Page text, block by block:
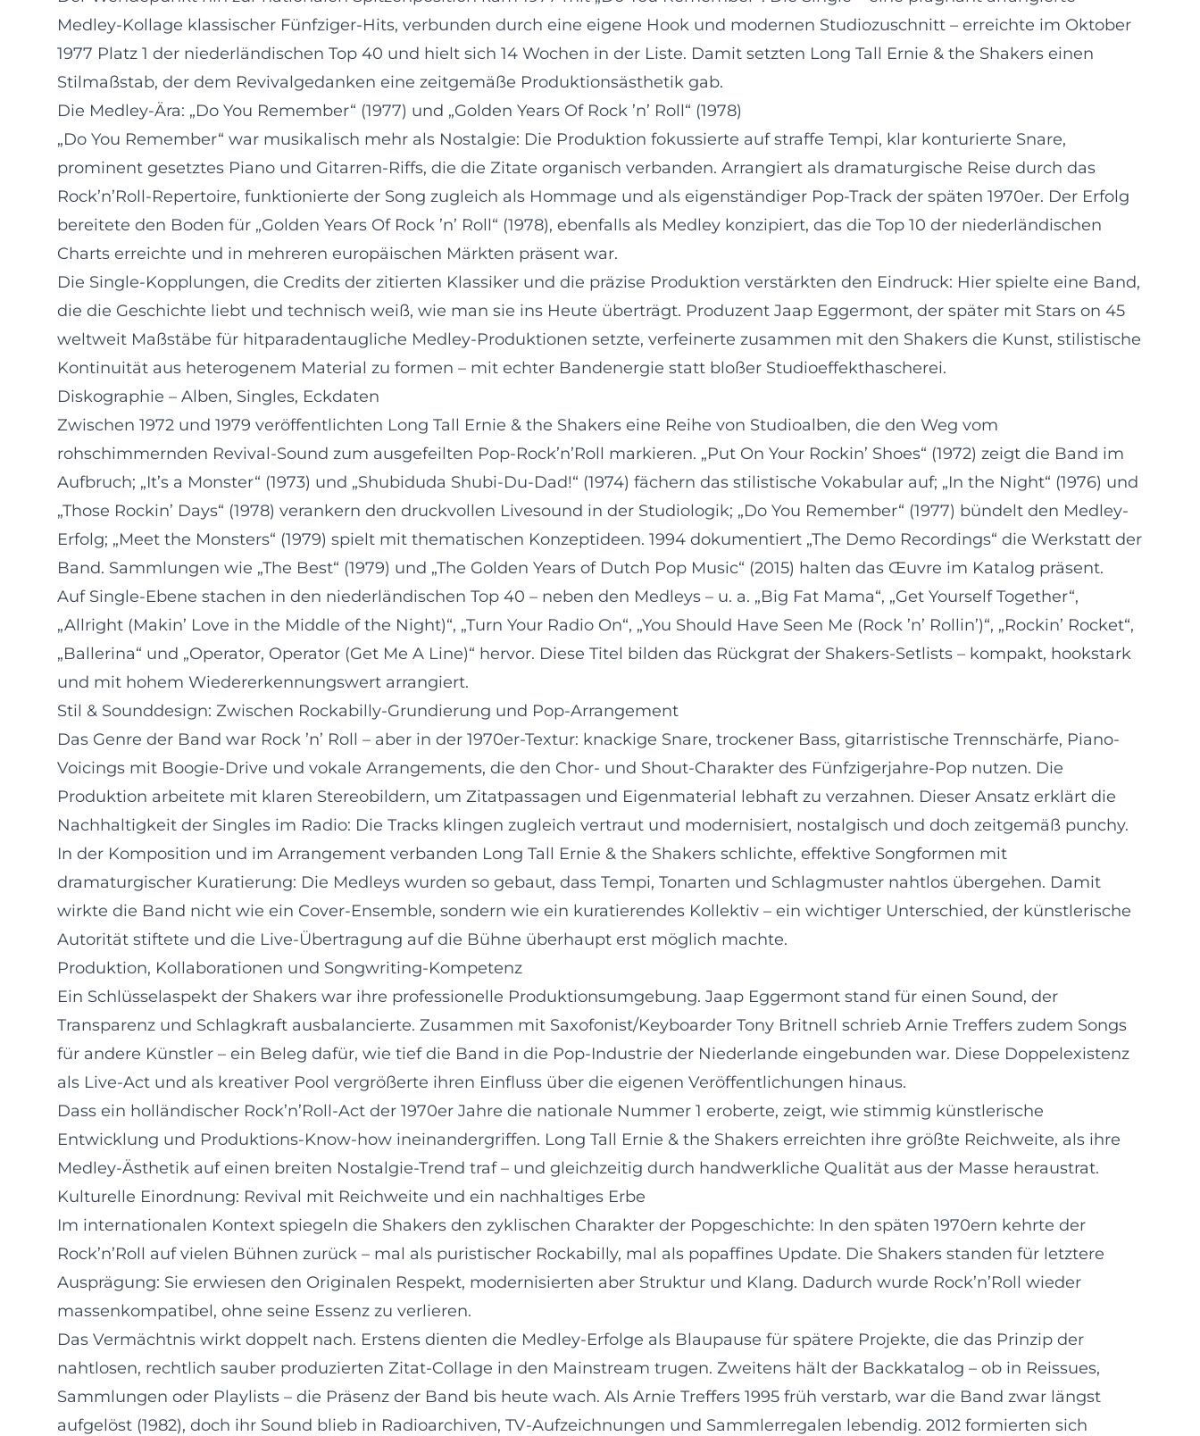
Medley-Kollage klassischer Fünfziger-Hits, verbunden durch eine eigene Hook und modernen Studiozuschnitt – erreichte im Oktober
1977 Platz 1 der niederländischen Top 40 und hielt sich 14 Wochen in der Liste. Damit setzten Long Tall Ernie & the Shakers einen
Stilmaßstab, der dem Revivalgedanken eine zeitgemäße Produktionsästhetik gab.
Die Medley-Ära: „Do You Remember“ (1977) und „Golden Years Of Rock ’n’ Roll“ (1978)
„Do You Remember“ war musikalisch mehr als Nostalgie: Die Produktion fokussierte auf straffe Tempi, klar konturierte Snare,
prominent gesetztes Piano und Gitarren-Riffs, die die Zitate organisch verbanden. Arrangiert als dramaturgische Reise durch das
Rock’n’Roll-Repertoire, funktionierte der Song zugleich als Hommage und als eigenständiger Pop-Track der späten 1970er. Der Erfolg
bereitete den Boden für „Golden Years Of Rock ’n’ Roll“ (1978), ebenfalls als Medley konzipiert, das die Top 10 der niederländischen
Charts erreichte und in mehreren europäischen Märkten präsent war.
Die Single-Kopplungen, die Credits der zitierten Klassiker und die präzise Produktion verstärkten den Eindruck: Hier spielte eine Band,
die die Geschichte liebt und technisch weiß, wie man sie ins Heute überträgt. Produzent Jaap Eggermont, der später mit Stars on 45
weltweit Maßstäbe für hitparadentaugliche Medley-Produktionen setzte, verfeinerte zusammen mit den Shakers die Kunst, stilistische
Kontinuität aus heterogenem Material zu formen – mit echter Bandenergie statt bloßer Studioeffekthascherei.
Diskographie – Alben, Singles, Eckdaten
Zwischen 1972 und 1979 veröffentlichten Long Tall Ernie & the Shakers eine Reihe von Studioalben, die den Weg vom
rohschimmernden Revival-Sound zum ausgefeilten Pop-Rock’n’Roll markieren. „Put On Your Rockin’ Shoes“ (1972) zeigt die Band im
Aufbruch; „It’s a Monster“ (1973) und „Shubiduda Shubi-Du-Dad!“ (1974) fächern das stilistische Vokabular auf; „In the Night“ (1976) und
„Those Rockin’ Days“ (1978) verankern den druckvollen Livesound in der Studiologik; „Do You Remember“ (1977) bündelt den Medley-
Erfolg; „Meet the Monsters“ (1979) spielt mit thematischen Konzeptideen. 1994 dokumentiert „The Demo Recordings“ die Werkstatt der
Band. Sammlungen wie „The Best“ (1979) und „The Golden Years of Dutch Pop Music“ (2015) halten das Œuvre im Katalog präsent.
Auf Single-Ebene stachen in den niederländischen Top 40 – neben den Medleys – u. a. „Big Fat Mama“, „Get Yourself Together“,
„Allright (Makin’ Love in the Middle of the Night)“, „Turn Your Radio On“, „You Should Have Seen Me (Rock ’n’ Rollin’)“, „Rockin’ Rocket“,
„Ballerina“ und „Operator, Operator (Get Me A Line)“ hervor. Diese Titel bilden das Rückgrat der Shakers-Setlists – kompakt, hookstark
und mit hohem Wiedererkennungswert arrangiert.
Stil & Sounddesign: Zwischen Rockabilly-Grundierung und Pop-Arrangement
Das Genre der Band war Rock ’n’ Roll – aber in der 1970er-Textur: knackige Snare, trockener Bass, gitarristische Trennschärfe, Piano-
Voicings mit Boogie-Drive und vokale Arrangements, die den Chor- und Shout-Charakter des Fünfzigerjahre-Pop nutzen. Die
Produktion arbeitete mit klaren Stereobildern, um Zitatpassagen und Eigenmaterial lebhaft zu verzahnen. Dieser Ansatz erklärt die
Nachhaltigkeit der Singles im Radio: Die Tracks klingen zugleich vertraut und modernisiert, nostalgisch und doch zeitgemäß punchy.
In der Komposition und im Arrangement verbanden Long Tall Ernie & the Shakers schlichte, effektive Songformen mit
dramaturgischer Kuratierung: Die Medleys wurden so gebaut, dass Tempi, Tonarten und Schlagmuster nahtlos übergehen. Damit
wirkte die Band nicht wie ein Cover-Ensemble, sondern wie ein kuratierendes Kollektiv – ein wichtiger Unterschied, der künstlerische
Autorität stiftete und die Live-Übertragung auf die Bühne überhaupt erst möglich machte.
Produktion, Kollaborationen und Songwriting-Kompetenz
Ein Schlüsselaspekt der Shakers war ihre professionelle Produktionsumgebung. Jaap Eggermont stand für einen Sound, der
Transparenz und Schlagkraft ausbalancierte. Zusammen mit Saxofonist/Keyboarder Tony Britnell schrieb Arnie Treffers zudem Songs
für andere Künstler – ein Beleg dafür, wie tief die Band in die Pop-Industrie der Niederlande eingebunden war. Diese Doppelexistenz
als Live-Act und als kreativer Pool vergrößerte ihren Einfluss über die eigenen Veröffentlichungen hinaus.
Dass ein holländischer Rock’n’Roll-Act der 1970er Jahre die nationale Nummer 1 eroberte, zeigt, wie stimmig künstlerische
Entwicklung und Produktions-Know-how ineinandergriffen. Long Tall Ernie & the Shakers erreichten ihre größte Reichweite, als ihre
Medley-Ästhetik auf einen breiten Nostalgie-Trend traf – und gleichzeitig durch handwerkliche Qualität aus der Masse heraustrat.
Kulturelle Einordnung: Revival mit Reichweite und ein nachhaltiges Erbe
Im internationalen Kontext spiegeln die Shakers den zyklischen Charakter der Popgeschichte: In den späten 1970ern kehrte der
Rock’n’Roll auf vielen Bühnen zurück – mal als puristischer Rockabilly, mal als popaffines Update. Die Shakers standen für letztere
Ausprägung: Sie erwiesen den Originalen Respekt, modernisierten aber Struktur und Klang. Dadurch wurde Rock’n’Roll wieder
massenkompatibel, ohne seine Essenz zu verlieren.
Das Vermächtnis wirkt doppelt nach. Erstens dienten die Medley-Erfolge als Blaupause für spätere Projekte, die das Prinzip der
nahtlosen, rechtlich sauber produzierten Zitat-Collage in den Mainstream trugen. Zweitens hält der Backkatalog – ob in Reissues,
Sammlungen oder Playlists – die Präsenz der Band bis heute wach. Als Arnie Treffers 1995 früh verstarb, war die Band zwar längst
aufgelöst (1982), doch ihr Sound blieb in Radioarchiven, TV-Aufzeichnungen und Sammlerregalen lebendig. 2012 formierten sich